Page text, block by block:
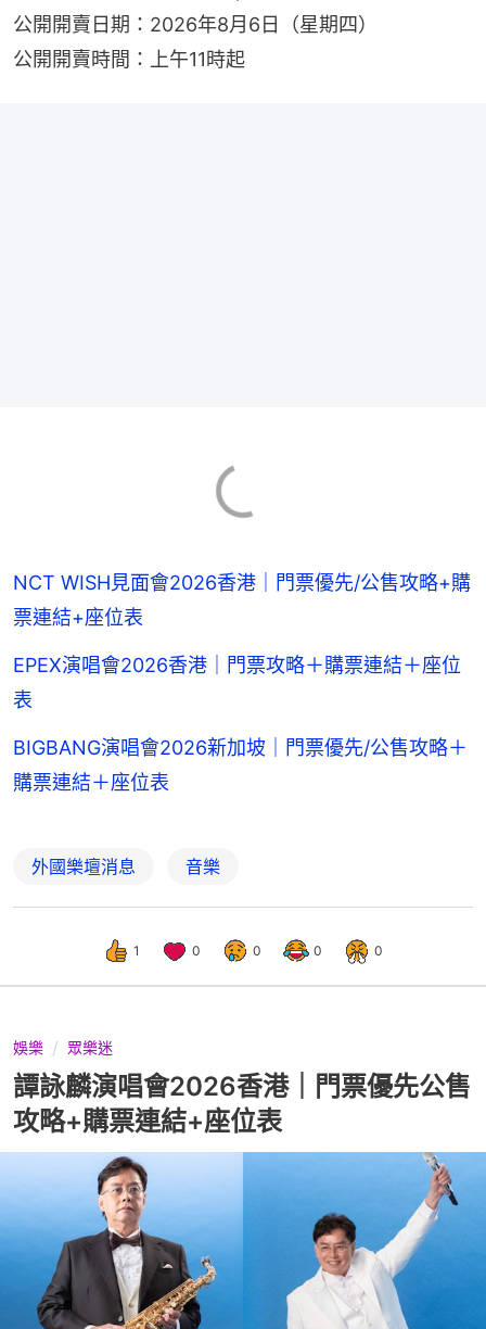
公開開賣日期：2026年8月6日（星期四）
公開開賣時間：上午11時起
NCT WISH見面會2026香港｜門票優先/公售攻略+購
票連結+座位表
EPEX演唱會2026香港｜門票攻略＋購票連結＋座位
表
BIGBANG演唱會2026新加坡｜門票優先/公售攻略＋
購票連結＋座位表
外國樂壇消息 音樂
1 0 0 0 0
娛樂 眾樂迷
譚詠麟演唱會2026香港｜門票優先公售
攻略+購票連結+座位表